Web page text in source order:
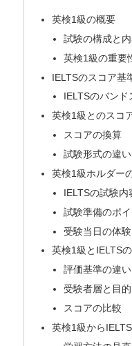
英検1級の概要
試験の構成と
英検1級の重要
IELTSのスコア基
IELTSのバン
英検1級とのスコ
スコアの換算
試験形式の違い
英検1級ホルダー
IELTSの試験
試験準備のポイ
受験当日の体験
英検1級とIELTS
評価基準の違い
受験者層と目的
スコアの比較
英検1級から